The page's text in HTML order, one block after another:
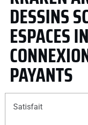
DESSINS
ESPACES
PAYANTS
Satisfait